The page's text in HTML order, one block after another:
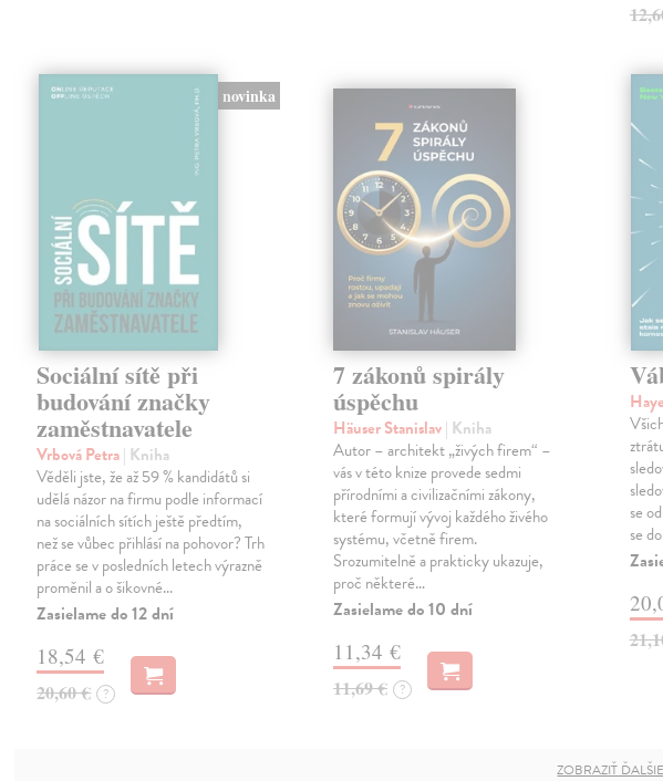
novinka
Sociální sítě při
budování značky
zaměstnavatele
Vrbová Petra| Kniha
Věděli jste, že až 59 % kandidátů si
udělá názor na firmu podle informací
na sociálních sítích ještě předtím,
než se vůbec přihlásí na pohovor? Trh
práce se v posledních letech výrazně
proměnil a o šikovné…
Zasielame do 12 dní
18,54 €
20,60 € ?
7 zákonů spirály
úspěchu
Häuser Stanislav| Kniha
Autor – architekt „živých firem“ –
vás v této knize provede sedmi
přírodními a civilizačními zákony,
které formují vývoj každého živého
systému, včetně firem.
Srozumitelně a prakticky ukazuje,
proč některé…
Zasielame do 10 dní
11,34 €
11,69 € ?
se
se
ZOBRAZIŤ